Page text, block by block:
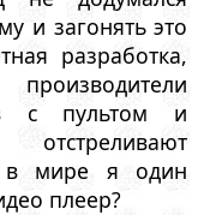
и загонять это
разработка,
с пультом и
отстреливают
в мире я один
плеер?